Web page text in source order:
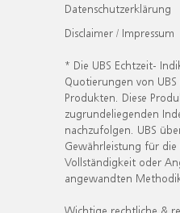
Datenschutzerklärung
Disclaimer / Impressum
* Die UBS Echtzeit-
Quotierungen von
Produkten. Diese
zugrundeliegenden
nachzufolgen. UBS
Gewährleistung für
Vollständigkeit oder
angewandten